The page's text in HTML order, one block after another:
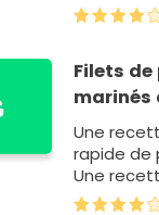
Filets
marinés
Une
rapide de
Une
d'un